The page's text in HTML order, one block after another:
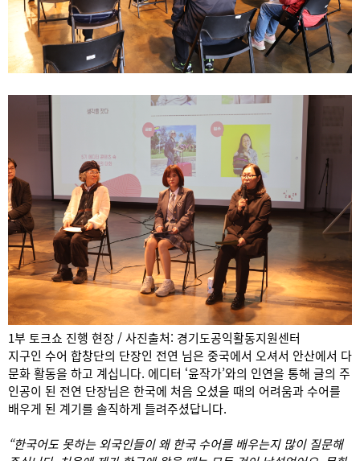
1부 토크쇼 진행 현장 / 사진출처: 경기도공익활동지원센터
지구인 수어 합창단의 단장인 전연 님은 중국에서 오셔서 안산에서 다
문화 활동을 하고 계십니다. 에디터 ‘윤작가’와의 인연을 통해 글의 주
인공이 된 전연 단장님은 한국에 처음 오셨을 때의 어려움과 수어를
배우게 된 계기를 솔직하게 들려주셨답니다.
“한국어도 못하는 외국인들이 왜 한국 수어를 배우는지 많이 질문해